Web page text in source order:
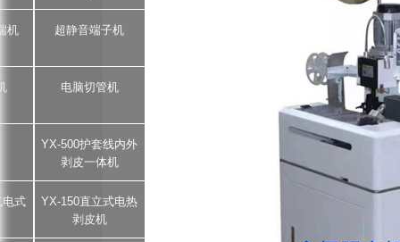
机 超静音端子机
电脑切管机
YX-500护套线内外
剥皮一体机
电式
YX-150直立式电热
剥皮机